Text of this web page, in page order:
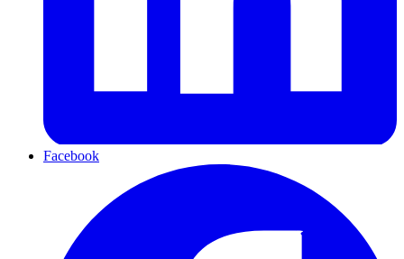
Facebook